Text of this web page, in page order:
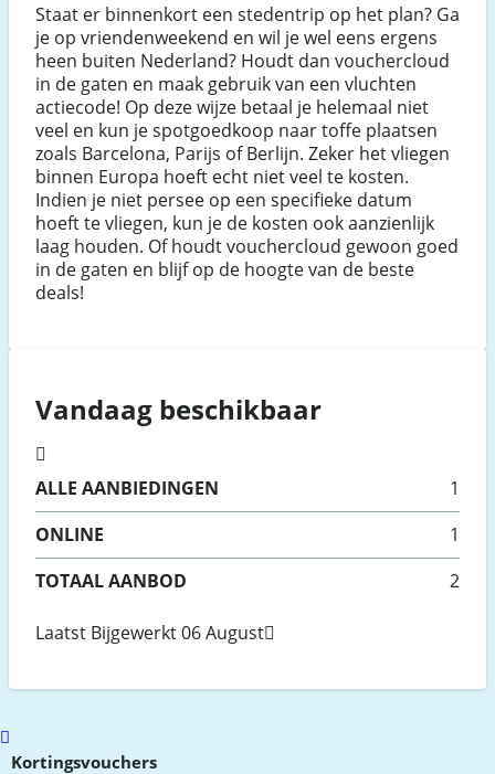
Staat er binnenkort een stedentrip op het plan? Ga
je op vriendenweekend en wil je wel eens ergens
heen buiten Nederland? Houdt dan vouchercloud
in de gaten en maak gebruik van een vluchten
actiecode! Op deze wijze betaal je helemaal niet
veel en kun je spotgoedkoop naar toffe plaatsen
zoals Barcelona, Parijs of Berlijn. Zeker het vliegen
binnen Europa hoeft echt niet veel te kosten.
Indien je niet persee op een specifieke datum
hoeft te vliegen, kun je de kosten ook aanzienlijk
laag houden. Of houdt vouchercloud gewoon goed
in de gaten en blijf op de hoogte van de beste
deals!
Vandaag beschikbaar
ALLE AANBIEDINGEN
1
ONLINE
1
TOTAAL AANBOD
2
Laatst Bijgewerkt 06 August
Scroll
toKortingsvouchers